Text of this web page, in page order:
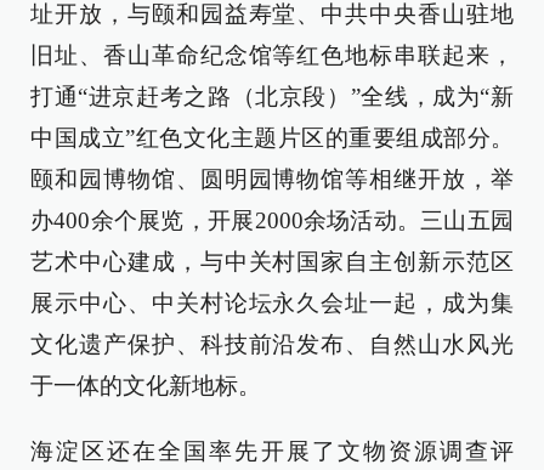
址开放，与颐和园益寿堂、中共中央香山驻地
旧址、香山革命纪念馆等红色地标串联起来，
打通“进京赶考之路（北京段）”全线，成为“新
中国成立”红色文化主题片区的重要组成部分。
颐和园博物馆、圆明园博物馆等相继开放，举
办400余个展览，开展2000余场活动。三山五园
艺术中心建成，与中关村国家自主创新示范区
展示中心、中关村论坛永久会址一起，成为集
文化遗产保护、科技前沿发布、自然山水风光
于一体的文化新地标。
海淀区还在全国率先开展了文物资源调查评